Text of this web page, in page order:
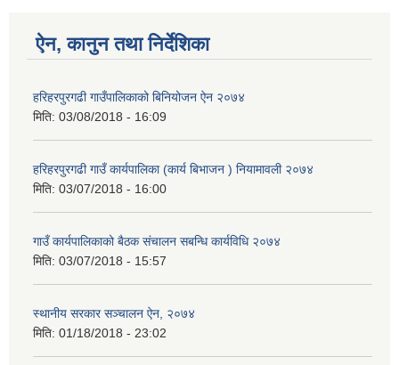
ऐन, कानुन तथा निर्देशिका
हरिहरपुरगढी गाउँपालिकाको बिनियोजन ऐन २०७४
मिति: 03/08/2018 - 16:09
हरिहरपुरगढी गाउँ कार्यपालिका (कार्य बिभाजन ) नियामावली २०७४
मिति: 03/07/2018 - 16:00
गाउँ कार्यपालिकाको बैठक संचालन सबन्धि कार्यविधि २०७४
मिति: 03/07/2018 - 15:57
स्थानीय सरकार सञ्चालन ऐन, २०७४
मिति: 01/18/2018 - 23:02